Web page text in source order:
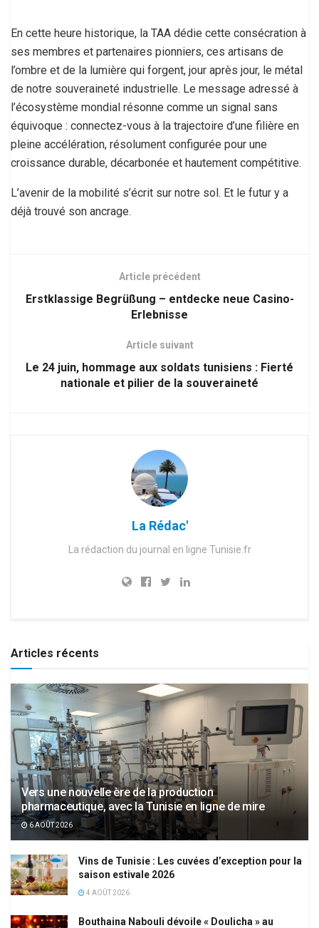
En cette heure historique, la TAA dédie cette consécration à
ses membres et partenaires pionniers, ces artisans de
l’ombre et de la lumière qui forgent, jour après jour, le métal
de notre souveraineté industrielle. Le message adressé à
l’écosystème mondial résonne comme un signal sans
équivoque : connectez-vous à la trajectoire d’une filière en
pleine accélération, résolument configurée pour une
croissance durable, décarbonée et hautement compétitive.
L’avenir de la mobilité s’écrit sur notre sol. Et le futur y a
déjà trouvé son ancrage.
Article précédent
Erstklassige Begrüßung – entdecke neue Casino-
Erlebnisse
Article suivant
Le 24 juin, hommage aux soldats tunisiens : Fierté
nationale et pilier de la souveraineté
La Rédac'
La rédaction du journal en ligne Tunisie.fr
Articles récents
Vers une nouvelle ère de la production
pharmaceutique, avec la Tunisie en ligne de mire
6 AOÛT 2026
Vins de Tunisie : Les cuvées d’exception pour la
saison estivale 2026
4 AOÛT 2026
Bouthaina Nabouli dévoile « Doulicha » au